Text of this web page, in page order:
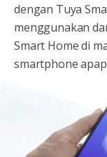
dengan Tuya
menggunakan
Smart Home di
smartphone